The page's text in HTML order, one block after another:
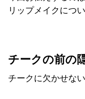
リップメイクにつ
チークの前の
チークに欠かせな